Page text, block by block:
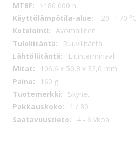
>180 000 h
-20…+70 °C
Avomallinen
Ruuviliitäntä
Liitinterminaali
106,6 x 50,8 x 32,0 mm
160 g
Skynet
1 / 80
4 - 6 vkoa